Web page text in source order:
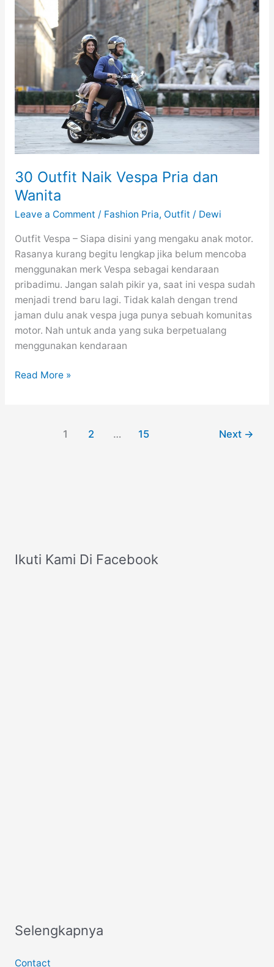
Motif
Garis
Untuk
Berbagai
Aktifitas
30 Outfit Naik Vespa Pria dan
Wanita
Leave a Comment / Fashion Pria, Outfit / Dewi
Outfit Vespa – Siapa disini yang mengaku anak motor.
Rasanya kurang begitu lengkap jika belum mencoba
menggunakan merk Vespa sebagai kendaraan
pribadimu. Jangan salah pikir ya, saat ini vespa sudah
menjadi trend baru lagi. Tidak kalah dengan trend
jaman dulu anak vespa juga punya sebuah komunitas
motor. Nah untuk anda yang suka berpetualang
menggunakan kendaraan
30
Read More »
1 2 … 15 Next →
Ikuti Kami Di Facebook
Selengkapnya
Contact